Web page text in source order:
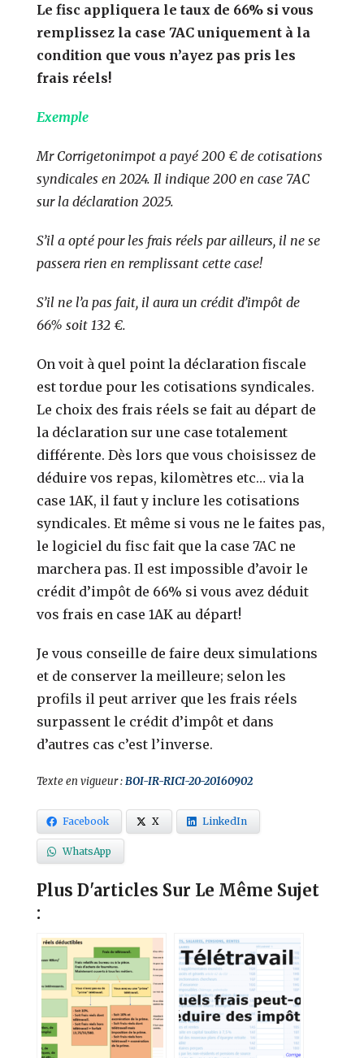
Le fisc appliquera le taux de 66% si vous
remplissez la case 7AC uniquement à la
condition que vous n’ayez pas pris les
frais réels!
Exemple
Mr Corrigetonimpot a payé 200 € de cotisations
syndicales en 2024. Il indique 200 en case 7AC
sur la déclaration 2025.
S’il a opté pour les frais réels par ailleurs, il ne se
passera rien en remplissant cette case!
S’il ne l’a pas fait, il aura un crédit d’impôt de
66% soit 132 €.
On voit à quel point la déclaration fiscale
est tordue pour les cotisations syndicales.
Le choix des frais réels se fait au départ de
la déclaration sur une case totalement
différente. Dès lors que vous choisissez de
déduire vos repas, kilomètres etc… via la
case 1AK, il faut y inclure les cotisations
syndicales. Et même si vous ne le faites pas,
le logiciel du fisc fait que la case 7AC ne
marchera pas. Il est impossible d’avoir le
crédit d’impôt de 66% si vous avez déduit
vos frais en case 1AK au départ!
Je vous conseille de faire deux simulations
et de conserver la meilleure; selon les
profils il peut arriver que les frais réels
surpassent le crédit d’impôt et dans
d’autres cas c’est l’inverse.
Texte en vigueur :BOI-IR-RICI-20-20160902
Facebook X LinkedIn
WhatsApp
Plus D'articles Sur Le Même Sujet
: